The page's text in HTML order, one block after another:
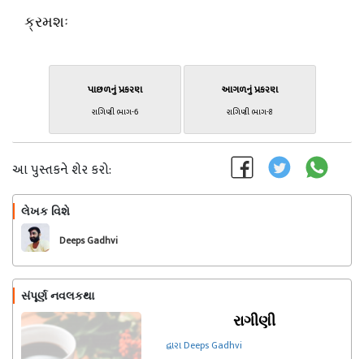
ક્રમશઃ
પાછળનું પ્રકરણ
રાગિણી ભાગ-6
આગળનું પ્રકરણ
રાગિણી ભાગ-8
આ પુસ્તકને શેર કરો:
લેખક વિશે
Deeps Gadhvi
સંપૂર્ણ નવલકથા
રાગીણી
દ્વારા Deeps Gadhvi